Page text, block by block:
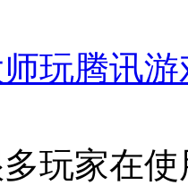
玩腾讯
玩家在